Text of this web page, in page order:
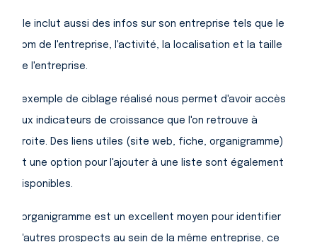
Elle inclut aussi des infos sur son entreprise tels que le
nom de l'entreprise, l'activité, la localisation et la taille
de l'entreprise.
L'exemple de ciblage réalisé nous permet d'avoir accès
aux indicateurs de croissance que l'on retrouve à
droite. Des liens utiles (site web, fiche, organigramme)
et une option pour l'ajouter à une liste sont également
disponibles.
L'organigramme est un excellent moyen pour identifier
d'autres prospects au sein de la même entreprise, ce